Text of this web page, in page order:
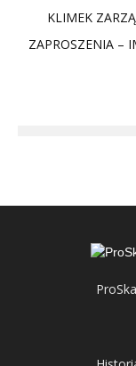
KLIMEK
ZAPROSZENIA –